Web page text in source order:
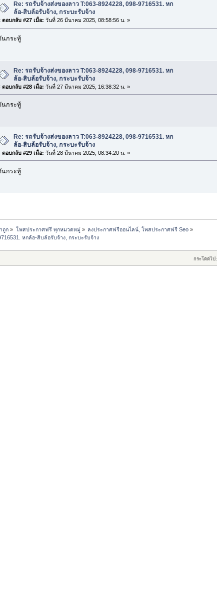
Re: รถรับจ้างส่งของลาว T:063-8924228, 098-9716531. หก
ล้อ-สิบล้อรับจ้าง, กระบะรับจ้าง
ตอบกลับ #27 เมื่อ: วันที่ 26 มีนาคม 2025, 08:58:56 น. »
นกระทู้
Re: รถรับจ้างส่งของลาว T:063-8924228, 098-9716531. หก
ล้อ-สิบล้อรับจ้าง, กระบะรับจ้าง
ตอบกลับ #28 เมื่อ: วันที่ 27 มีนาคม 2025, 16:38:32 น. »
นกระทู้
Re: รถรับจ้างส่งของลาว T:063-8924228, 098-9716531. หก
ล้อ-สิบล้อรับจ้าง, กระบะรับจ้าง
ตอบกลับ #29 เมื่อ: วันที่ 28 มีนาคม 2025, 08:34:20 น. »
นกระทู้
ถูก » โพสประกาศฟรี ทุกหมวดหมู่» ลงประกาศฟรีออนไลน์, โพสประกาศฟรี Seo»
หกล้อ-สิบล้อรับจ้าง, กระบะรับจ้าง
กระโดดไป: